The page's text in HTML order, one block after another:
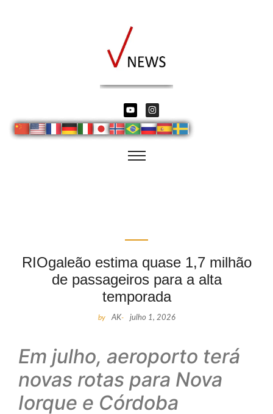
RIOgaleão estima quase 1,7 milhão
de passageiros para a alta
temporada
by AK- julho 1, 2026
Em julho, aeroporto terá
novas rotas para Nova
Iorque e Córdoba